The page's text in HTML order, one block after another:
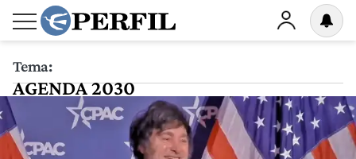
Tema:
AGENDA 2030